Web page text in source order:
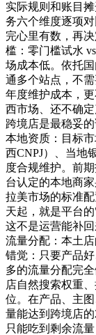
实际规则和账目
务六个维度逐项
完心里有数，再
槛：零门槛试水
场成本低。依托
通多个站点，不
年度维护成本，
西市场、还不确
跨境店是最稳妥
本地资质：目标
西CNPJ）、当地
度合规维护。前
台认定的本地商
拉美市场的标准
天起，就是平台
这不是运营能补
流量分配：本土
错觉：只要产品
多的流量分配完
店自然搜索权重
位。在产品、主
量能达到跨境店
只能吃到剩余流